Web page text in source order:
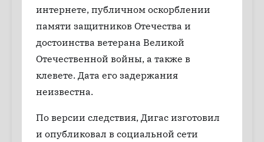
интернете, публичном оскорблении
памяти защитников Отечества и
достоинства ветерана Великой
Отечественной войны, а также в
клевете. Дата его задержания
неизвестна.
По версии следствия, Дигас изготовил
и опубликовал в социальной сети